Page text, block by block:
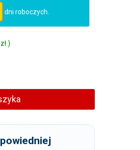
dni roboczych.
)